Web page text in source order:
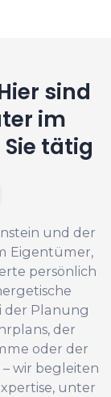
sind
im
tätig
und der
Eigentümer,
persönlich
der Planung
der
oder der
wir begleiten
unter